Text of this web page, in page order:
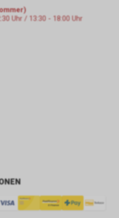
Uhr / 13:30 - 18:00 Uhr